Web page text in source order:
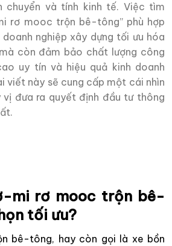
chuyển và tính kinh tế. Việc tìm
rơ mooc trộn bê-tông” phù hợp
nghiệp xây dựng tối ưu hóa
còn đảm bảo chất lượng công
uy tín và hiệu quả kinh doanh
viết này sẽ cung cấp một cái nhìn
vị đưa ra quyết định đầu tư thông
mi rơ mooc trộn bê-
tối ưu?
bê-tông, hay còn gọi là xe bồn